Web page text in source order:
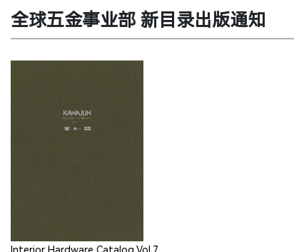
全球五金事业部 新目录出版通知